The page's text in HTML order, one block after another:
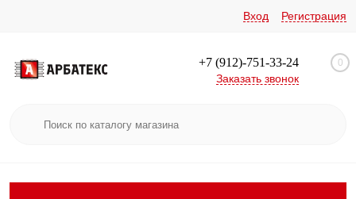
Вход Регистрация
+7 (912)-751-33-24
Заказать звонок
0